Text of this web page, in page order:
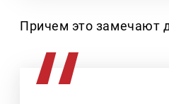
Причем это замечают